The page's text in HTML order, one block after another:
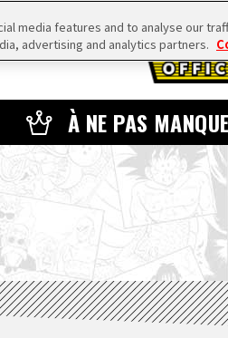
À NE PAS
media features and to analyse our
advertising and analytics partners.